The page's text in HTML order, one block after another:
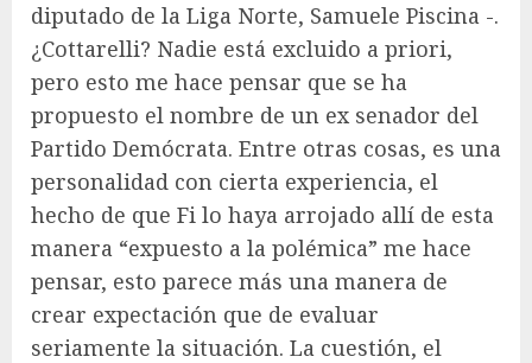
diputado de la Liga Norte, Samuele Piscina -.
¿Cottarelli? Nadie está excluido a priori,
pero esto me hace pensar que se ha
propuesto el nombre de un ex senador del
Partido Demócrata. Entre otras cosas, es una
personalidad con cierta experiencia, el
hecho de que Fi lo haya arrojado allí de esta
manera “expuesto a la polémica” me hace
pensar, esto parece más una manera de
crear expectación que de evaluar
seriamente la situación. La cuestión, el